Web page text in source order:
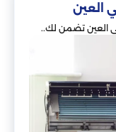
العين
العين تضمن لك..